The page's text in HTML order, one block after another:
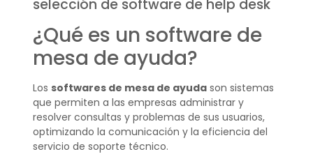
selección de software de help desk
¿Qué es un software de
mesa de ayuda?
Los softwares de mesa de ayudason sistemas
que permiten a las empresas administrar y
resolver consultas y problemas de sus usuarios,
optimizando la comunicación y la eficiencia del
servicio de soporte técnico.